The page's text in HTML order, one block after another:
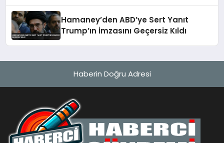
Hamaney’den ABD’ye Sert Yanıt
Trump’ın İmzasını Geçersiz Kıldı
Haberin Doğru Adresi